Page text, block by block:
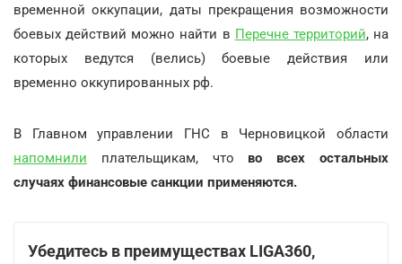
временной оккупации, даты прекращения возможности
боевых действий можно найти в Перечне территорий, на
которых ведутся (велись) боевые действия или
временно оккупированных рф.
В Главном управлении ГНС в Черновицкой области
напомнили плательщикам, что во всех остальных
случаях финансовые санкции применяются.
Убедитесь в преимуществах LIGA360,